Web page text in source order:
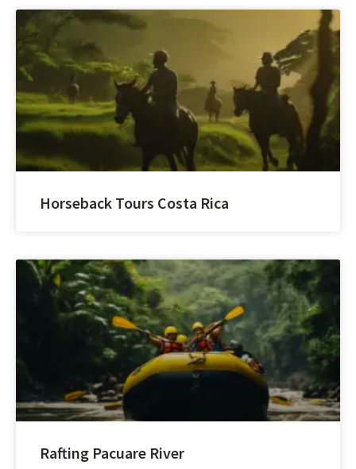
Horseback Tours Costa Rica
Rafting Pacuare River